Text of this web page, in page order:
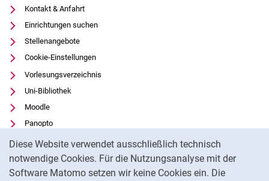
Diese Website verwendet ausschließlich technisch
notwendige Cookies. Für die Nutzungsanalyse mit der
Software Matomo setzen wir keine Cookies ein. Die
Kontakt & Anfahrt
Einrichtungen suchen
Stellenangebote
Cookie-Einstellungen
Vorlesungsverzeichnis
Uni-Bibliothek
Moodle
Panopto
Datenschutz
Barrierefreiheit
Transparenter KI-Einsatz